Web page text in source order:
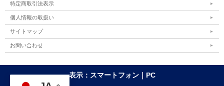
特定商取引法表示
個人情報の取扱い
サイトマップ
お問い合わせ
表示：スマートフォン｜ PC